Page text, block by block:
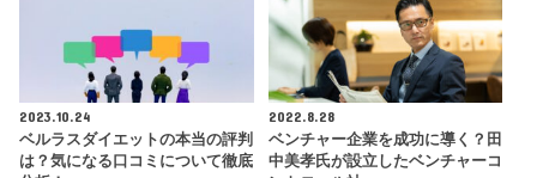
2023.10.24
ベルラスダイエットの本当の評判
は？気になる口コミについて徹底
2022.8.28
ベンチャー企業を成功に導く？田
中美孝氏が設立したベンチャーコ